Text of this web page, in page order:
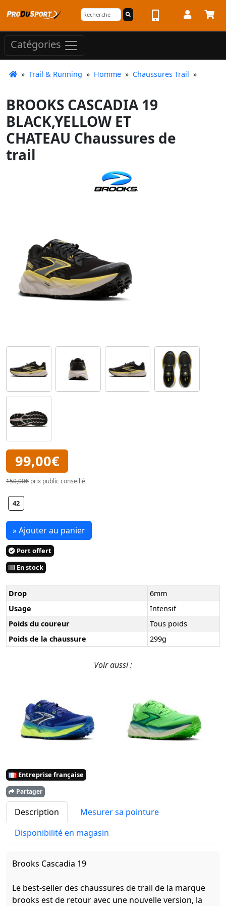
Catégories
» Trail & Running » Homme » Chaussures Trail »
BROOKS CASCADIA 19
BLACK,YELLOW ET
CHATEAU Chaussures de
trail
99,00€
150,00€ prix public conseillé
42
» Ajouter au panier
Port offert
En stock
Drop
6mm
Usage
Intensif
Poids du coureur
Tous poids
Poids de la chaussure
299g
Voir aussi :
Entreprise française
Partager
Description
Mesurer sa pointure
Disponibilité en magasin
Brooks Cascadia 19
Le best-seller des chaussures de trail de la marque
brooks est de retour avec une nouvelle version, la